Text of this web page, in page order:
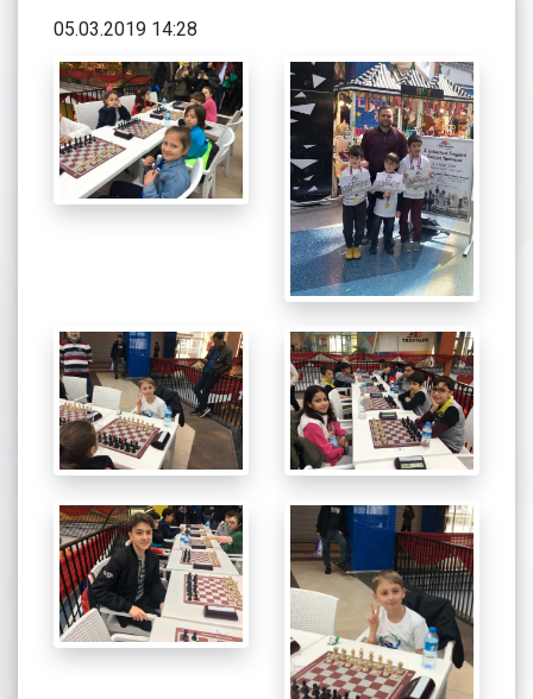
05.03.2019 14:28